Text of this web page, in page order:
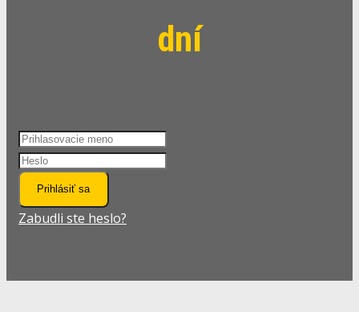
dní
Prihlásiť sa
Zabudli ste heslo?